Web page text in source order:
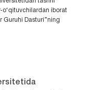
o‘qituvchilardan iborat
Guruhi Dasturi”ning